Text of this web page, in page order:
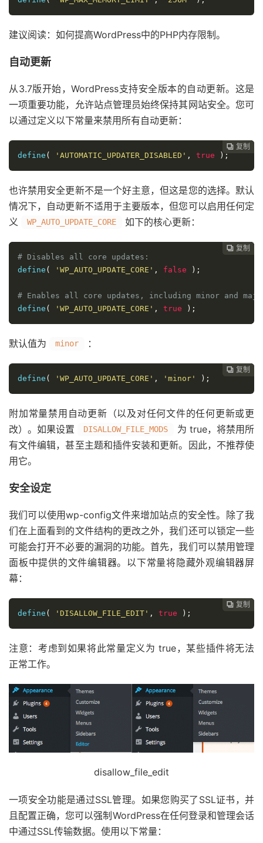
建议阅读：如何提高WordPress中的PHP内存限制。
自动更新
从3.7版开始，WordPress支持安全版本的自动更新。这是
一项重要功能，允许站点管理员始终保持其网站安全。您可
以通过定义以下常量来禁用所有自动更新：
 复制
 复制
 复制
 复制
 复制
 复制
 复制
 复制
 复制
 复制
define ( 'AUTOMATIC_UPDATER_DISABLED' , true );
也许禁用安全更新不是一个好主意，但这是您的选择。默认
情况下，自动更新不适用于主要版本，但您可以启用任何定
义
WP_AUTO_UPDATE_CORE 如下的核心更新：
 复制
 复制
 复制
 复制
 复制
 复制
 复制
 复制
 复制
# Disables all core updates:
define ( 'WP_AUTO_UPDATE_CORE' , false );
# Enables all core updates, including minor and
define ( 'WP_AUTO_UPDATE_CORE' , true );
默认值为 minor ：
 复制
 复制
 复制
 复制
 复制
 复制
 复制
 复制
define ( 'WP_AUTO_UPDATE_CORE' , 'minor' );
附加常量禁用自动更新（以及对任何文件的任何更新或更
改）。如果设置
DISALLOW_FILE_MODS
为 true，将禁用所
有文件编辑，甚至主题和插件安装和更新。因此，不推荐使
用它。
安全设定
我们可以使用wp-config文件来增加站点的安全性。除了我
们在上面看到的文件结构的更改之外，我们还可以锁定一些
可能会打开不必要的漏洞的功能。首先，我们可以禁用管理
面板中提供的文件编辑器。以下常量将隐藏外观编辑器屏
幕：
 复制
 复制
 复制
 复制
 复制
 复制
 复制
define ( 'DISALLOW_FILE_EDIT' , true );
注意：考虑到如果将此常量定义为 true，某些插件将无法
正常工作。
disallow_file_edit
一项安全功能是通过SSL管理。如果您购买了SSL证书，并
且配置正确，您可以强制WordPress在任何登录和管理会话
中通过SSL传输数据。使用以下常量：